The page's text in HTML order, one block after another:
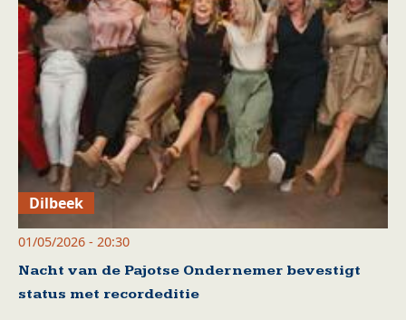
Dilbeek
01/05/2026 - 20:30
Nacht van de Pajotse Ondernemer bevestigt
status met recordeditie